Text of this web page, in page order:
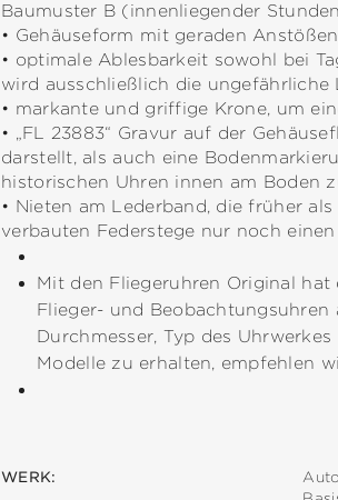
Baumuster B (innenliegender
• Gehäuseform mit geraden
• optimale Ablesbarkeit sowohl bei
wird ausschließlich die
• markante und griffige Krone, um
• „FL 23883“ Gravur auf der
darstellt, als auch eine
historischen Uhren innen am Boden
• Nieten am Lederband, die früher
verbauten Federstege nur noch
Mit den Fliegeruhren Original
Flieger- und
Durchmesser, Typ des
Modelle zu erhalten, empfehlen
WERK: